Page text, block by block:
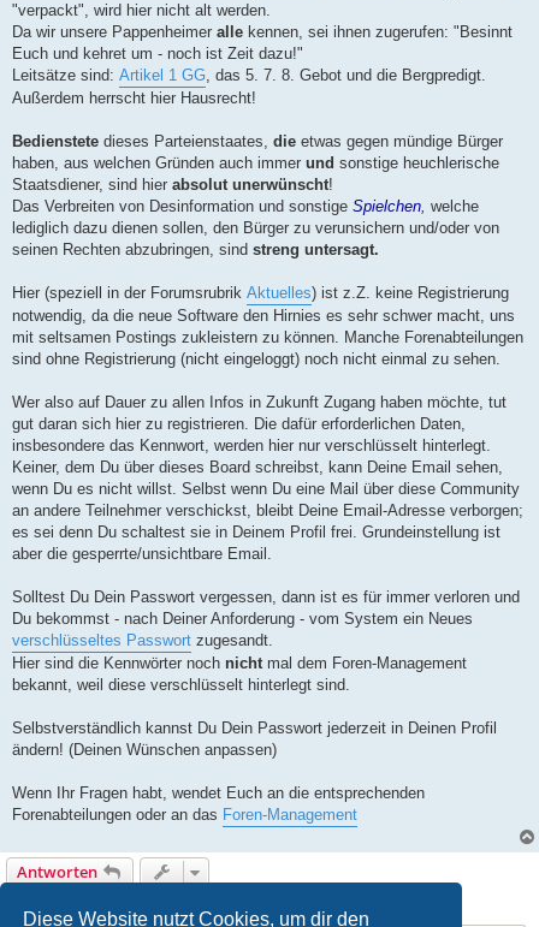
Diese Website nutzt Cookies, um dir den
"verpackt", wird hier nicht alt werden.
Da wir unsere Pappenheimer alle kennen, sei ihnen zugerufen: "Besinnt
Euch und kehret um - noch ist Zeit dazu!"
Leitsätze sind: Artikel 1 GG, das 5. 7. 8. Gebot und die Bergpredigt.
Außerdem herrscht hier Hausrecht!
Bedienstete dieses Parteienstaates, die etwas gegen mündige Bürger
haben, aus welchen Gründen auch immer und sonstige heuchlerische
Staatsdiener, sind hier absolut unerwünscht!
Das Verbreiten von Desinformation und sonstige Spielchen, welche
lediglich dazu dienen sollen, den Bürger zu verunsichern und/oder von
seinen Rechten abzubringen, sind streng untersagt.
Hier (speziell in der Forumsrubrik Aktuelles) ist z.Z. keine Registrierung
notwendig, da die neue Software den Hirnies es sehr schwer macht, uns
mit seltsamen Postings zukleistern zu können. Manche Forenabteilungen
sind ohne Registrierung (nicht eingeloggt) noch nicht einmal zu sehen.
Wer also auf Dauer zu allen Infos in Zukunft Zugang haben möchte, tut
gut daran sich hier zu registrieren. Die dafür erforderlichen Daten,
insbesondere das Kennwort, werden hier nur verschlüsselt hinterlegt.
Keiner, dem Du über dieses Board schreibst, kann Deine Email sehen,
wenn Du es nicht willst. Selbst wenn Du eine Mail über diese Community
an andere Teilnehmer verschickst, bleibt Deine Email-Adresse verborgen;
es sei denn Du schaltest sie in Deinem Profil frei. Grundeinstellung ist
aber die gesperrte/unsichtbare Email.
Solltest Du Dein Passwort vergessen, dann ist es für immer verloren und
Du bekommst - nach Deiner Anforderung - vom System ein Neues
verschlüsseltes Passwort zugesandt.
Hier sind die Kennwörter noch nichtmal dem Foren-Management
bekannt, weil diese verschlüsselt hinterlegt sind.
Selbstverständlich kannst Du Dein Passwort jederzeit in Deinen Profil
ändern! (Deinen Wünschen anpassen)
Wenn Ihr Fragen habt, wendet Euch an die entsprechenden
Forenabteilungen oder an das Foren-Management
Antworten